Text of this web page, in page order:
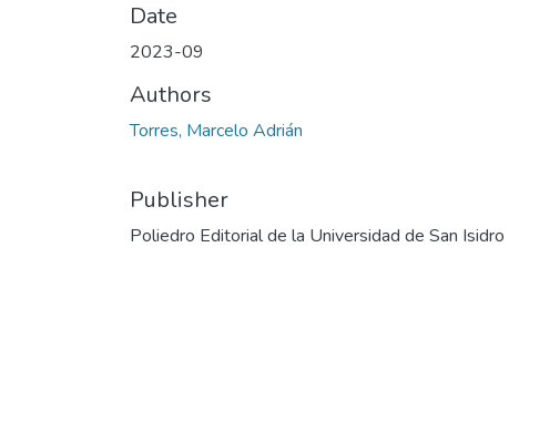
Date
2023-09
Authors
Torres, Marcelo Adrián
Publisher
Poliedro Editorial de la Universidad de San Isidro